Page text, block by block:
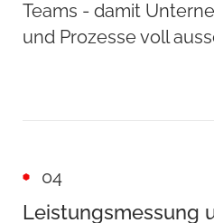
Teams - damit
und Prozesse voll
04
Leistungsmessung